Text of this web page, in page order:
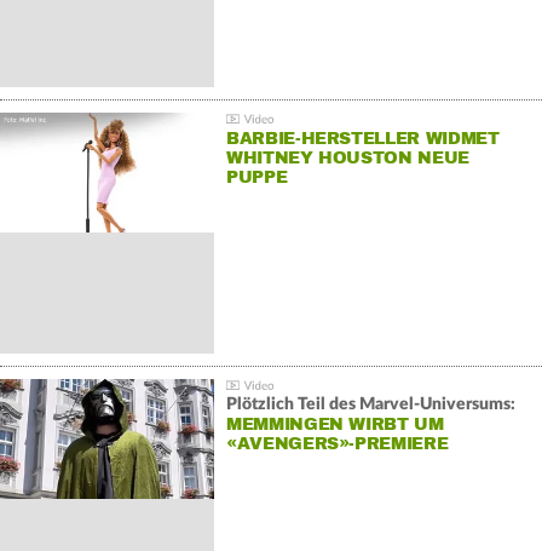
BARBIE-HERSTELLER WIDMET
WHITNEY HOUSTON NEUE
PUPPE
Plötzlich Teil des Marvel-Universums:
MEMMINGEN WIRBT UM
«AVENGERS»-PREMIERE